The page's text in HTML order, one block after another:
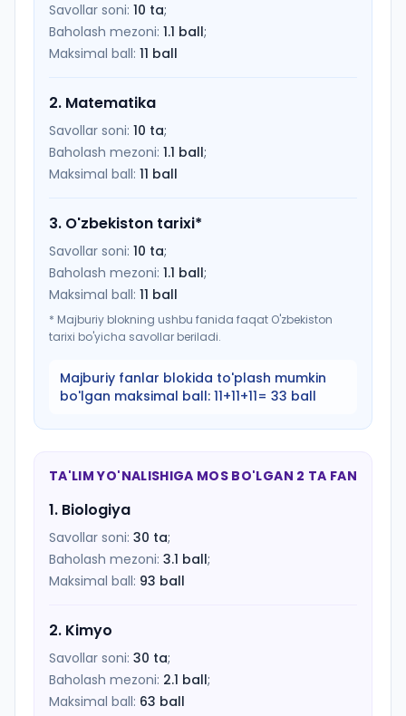
Savollar soni: 10 ta;
Baholash mezoni: 1.1 ball;
Maksimal ball: 11 ball
2. Matematika
Savollar soni: 10 ta;
Baholash mezoni: 1.1 ball;
Maksimal ball: 11 ball
3. O'zbekiston tarixi*
Savollar soni: 10 ta;
Baholash mezoni: 1.1 ball;
Maksimal ball: 11 ball
* Majburiy blokning ushbu fanida faqat O'zbekiston
tarixi bo'yicha savollar beriladi.
Majburiy fanlar blokida to'plash mumkin
bo'lgan maksimal ball: 11+11+11= 33 ball
TA'LIM YO'NALISHIGA MOS BO'LGAN 2 TA FAN
1. Biologiya
Savollar soni: 30 ta;
Baholash mezoni: 3.1 ball;
Maksimal ball: 93 ball
2. Kimyo
Savollar soni: 30 ta;
Baholash mezoni: 2.1 ball;
Maksimal ball: 63 ball